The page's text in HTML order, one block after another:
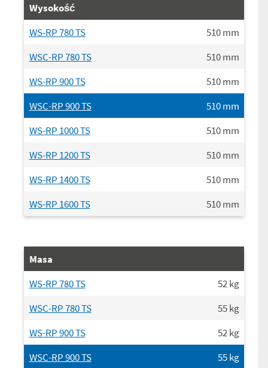
Wysokość
WS-RP 780 TS
510mm
WSC-RP 780 TS
510mm
WS-RP 900 TS
510mm
WSC-RP 900 TS
510mm
WS-RP 1000 TS
510mm
WS-RP 1200 TS
510mm
WS-RP 1400 TS
510mm
WS-RP 1600 TS
510mm
Masa
WS-RP 780 TS
52kg
WSC-RP 780 TS
55kg
WS-RP 900 TS
52kg
WSC-RP 900 TS
55kg